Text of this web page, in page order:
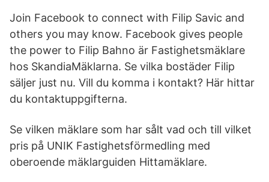
Join Facebook to connect with Filip Savic and
others you may know. Facebook gives people
the power to Filip Bahno är Fastighetsmäklare
hos SkandiaMäklarna. Se vilka bostäder Filip
säljer just nu. Vill du komma i kontakt? Här hittar
du kontaktuppgifterna.
Se vilken mäklare som har sålt vad och till vilket
pris på UNIK Fastighetsförmedling med
oberoende mäklarguiden Hittamäklare.